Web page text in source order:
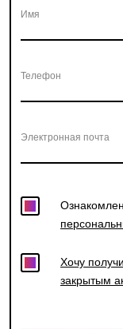
Имя
Телефон
Электронная почта
Хочу
закрытым